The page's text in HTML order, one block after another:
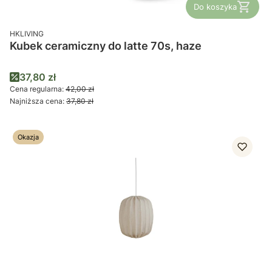
Do koszyka
PRODUCENT
HKLIVING
Kubek ceramiczny do latte 70s, haze
Cena promocyjna
37,80 zł
Cena regularna: 42,00 zł
Najniższa cena: 37,80 zł
Okazja